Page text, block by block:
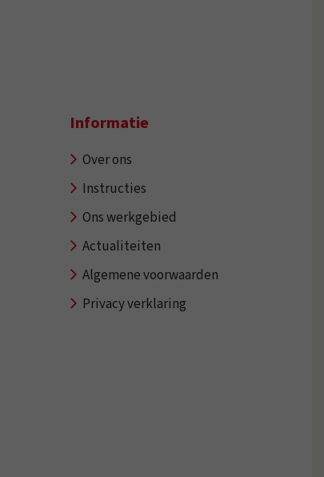
Informatie
Over ons
Instructies
Ons werkgebied
Actualiteiten
Algemene voorwaarden
Privacy verklaring